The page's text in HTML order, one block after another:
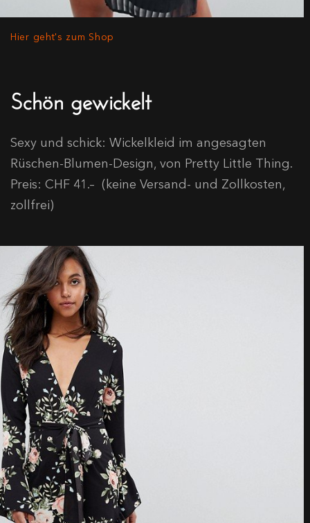
Hier geht's zum Shop
Schön gewickelt
Sexy und schick: Wickelkleid im angesagten
Rüschen-Blumen-Design, von Pretty Little Thing.
Preis: CHF 41.– (keine Versand- und Zollkosten,
zollfrei)